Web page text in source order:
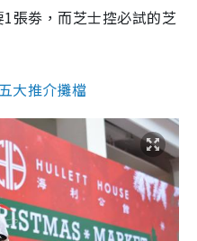
張劵，而芝士控必試的芝
五大推介攤檔